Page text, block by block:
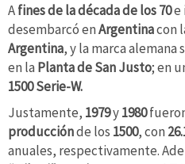
Afines de la década de los 70e
desembarcó enArgentinacon
Argentina, y la marca
en la Planta de San Justo; en
1500 Serie-W.
Justamente, 1979y1980
producciónde los 1500, con
anuales, respectivamente.